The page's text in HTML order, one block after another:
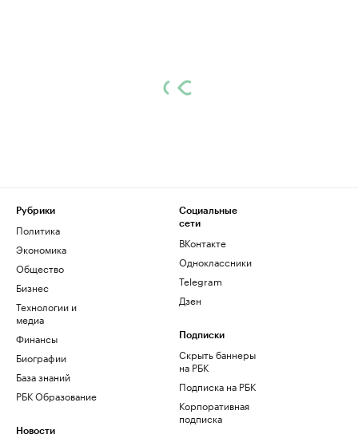
Рубрики
Политика
Экономика
Общество
Бизнес
Технологии и
медиа
Финансы
Биографии
База знаний
РБК Образование
Новости
Социальные
сети
ВКонтакте
Одноклассники
Telegram
Дзен
Подписки
Скрыть баннеры
на РБК
Подписка на РБК
Корпоративная
подписка